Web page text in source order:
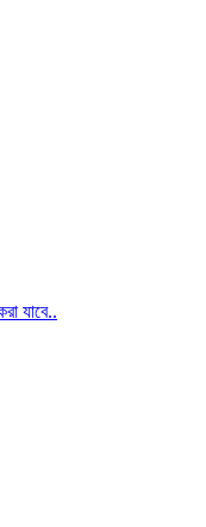
যাবে..